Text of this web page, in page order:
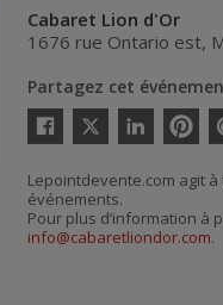
Cabaret Lion d'Or
1676 rue Ontario est,
Partagez cet
Facebook
Twitter
LinkedinPinterest
Lepointdevente.com agit
événements.
Pour plus d’information à
info@cabaretliondor.com.